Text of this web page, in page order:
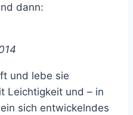
dann:
und lebe sie
Leichtigkeit und – in
sich entwickelndes